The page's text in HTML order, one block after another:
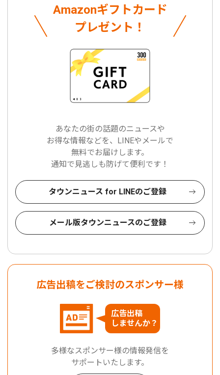
Amazonギフトカード
プレゼント！
あなたの街の話題のニュースや
お得な情報などを、LINEやメールで
無料でお届けします。
通知で見逃しも防げて便利です！
タウンニュース for LINEのご登録
メール版タウンニュースのご登録
広告出稿をご検討のスポンサー様
広告出稿
しませんか？
多様なスポンサー様の情報発信を
サポートいたします。